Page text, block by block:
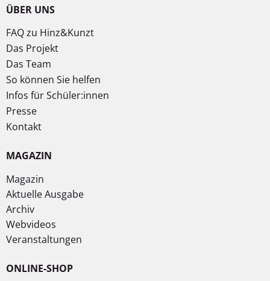
ÜBER UNS
FAQ zu Hinz&Kunzt
Das Projekt
Das Team
So können Sie helfen
Infos für Schüler:innen
Presse
Kontakt
MAGAZIN
Magazin
Aktuelle Ausgabe
Archiv
Webvideos
Veranstaltungen
ONLINE-SHOP